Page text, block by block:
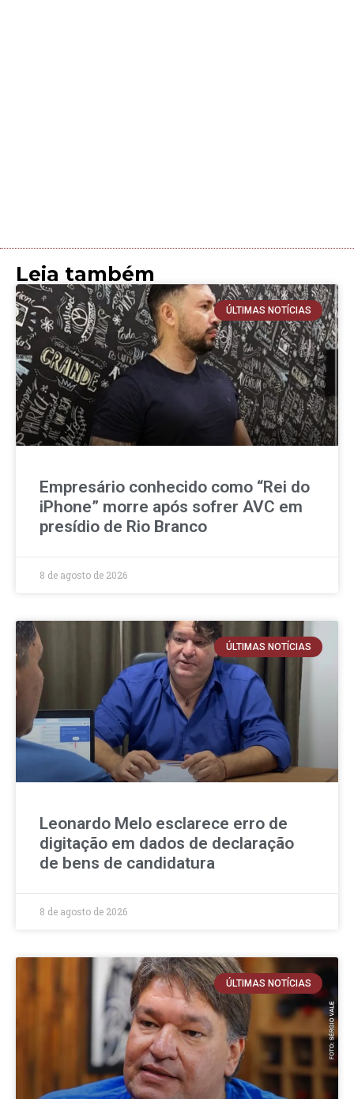
Leia também
ÚLTIMAS NOTÍCIAS
Empresário conhecido como “Rei do
iPhone” morre após sofrer AVC em
presídio de Rio Branco
8 de agosto de 2026
ÚLTIMAS NOTÍCIAS
Leonardo Melo esclarece erro de
digitação em dados de declaração
de bens de candidatura
8 de agosto de 2026
ÚLTIMAS NOTÍCIAS